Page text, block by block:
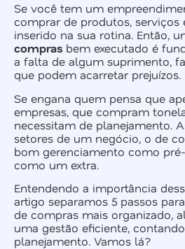
Se você tem um
comprar de produtos, serviços
inserido na sua rotina. Então,
compras bem executado é
a falta de algum suprimento,
que podem acarretar prejuízos.
Se engana quem pensa que
empresas, que compram
necessitam de planejamento.
setores de um negócio, o de
bom gerenciamento como
como um extra.
Entendendo a importância
artigo separamos 5 passos
de compras mais organizado,
uma gestão eficiente,
planejamento. Vamos lá?